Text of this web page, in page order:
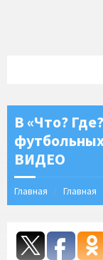
В «Что?
ВИДЕО
Главная Главная